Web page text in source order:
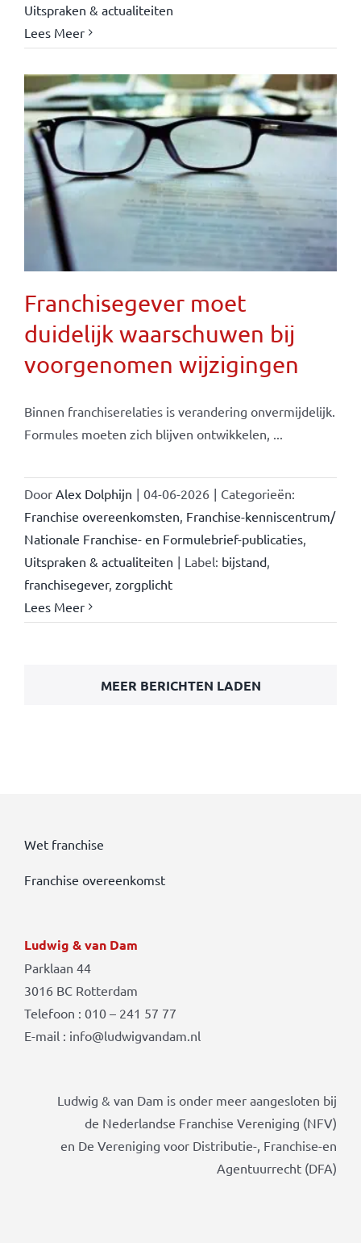
Uitspraken & actualiteiten
Lees Meer
Franchisegever moet
duidelijk waarschuwen bij
voorgenomen wijzigingen
Binnen franchiserelaties is verandering onvermijdelijk.
Formules moeten zich blijven ontwikkelen, ...
Door Alex Dolphijn | 04-06-2026 | Categorieën:
Franchise overeenkomsten, Franchise-kenniscentrum/
Nationale Franchise- en Formulebrief-publicaties,
Uitspraken & actualiteiten | Label: bijstand,
franchisegever, zorgplicht
Lees Meer
MEER BERICHTEN LADEN
Wet franchise
Franchise overeenkomst
Ludwig & van Dam
Parklaan 44
3016 BC Rotterdam
Telefoon : 010 – 241 57 77
E-mail : info@ludwigvandam.nl
Ludwig & van Dam is onder meer aangesloten bij
de Nederlandse Franchise Vereniging (NFV)
en De Vereniging voor Distributie-, Franchise-en
Agentuurrecht (DFA)